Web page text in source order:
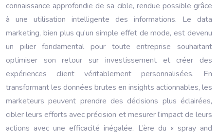
connaissance approfondie de sa cible, rendue possible grâce
à une utilisation intelligente des informations. Le data
marketing, bien plus qu’un simple effet de mode, est devenu
un pilier fondamental pour toute entreprise souhaitant
optimiser son retour sur investissement et créer des
expériences client véritablement personnalisées. En
transformant les données brutes en insights actionnables, les
marketeurs peuvent prendre des décisions plus éclairées,
cibler leurs efforts avec précision et mesurer l’impact de leurs
actions avec une efficacité inégalée. L’ère du « spray and